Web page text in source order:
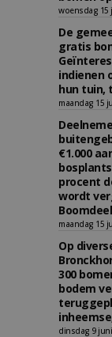
woensdag 15
De
gratis
indienen
hun tuin,
maandag 15
€1.000
procent
wordt
maandag 15
Op
300
bodem
dinsdag 9